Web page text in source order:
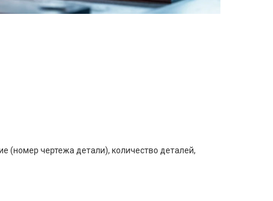
(номер чертежа детали), количество деталей,